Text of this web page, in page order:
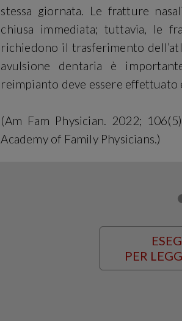
stessa giornata. Le fratture
chiusa immediata; tuttavia, le
richiedono il trasferimento
avulsione dentaria è
reimpianto deve essere
(Am Fam Physician. 2022;
Academy of Family Physicians.)
PER